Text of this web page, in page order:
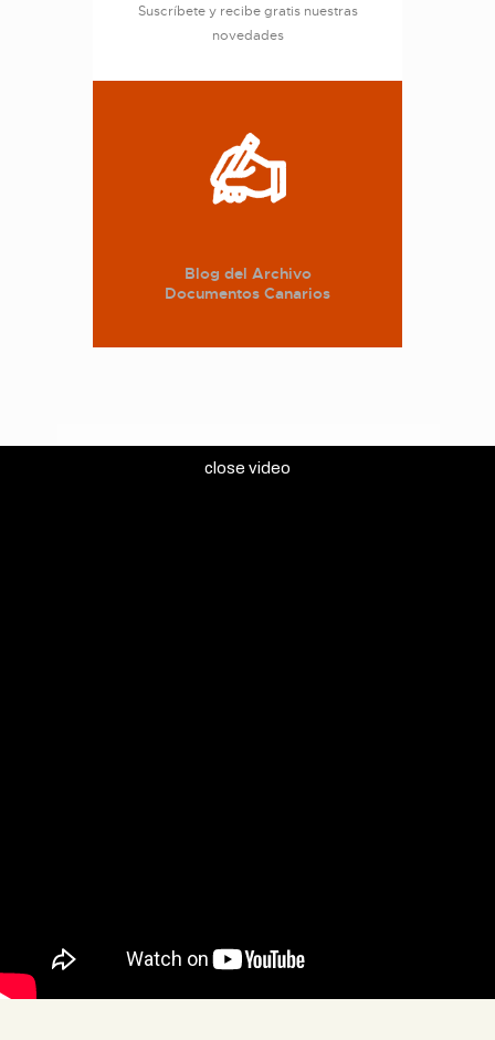
Suscríbete y recibe gratis nuestras
novedades
Blog del Archivo
Documentos Canarios